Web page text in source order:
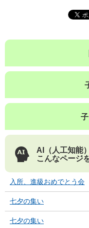
AI（人工知能
こんなページ
入所、進級おめでとう会
七夕の集い
七夕の集い